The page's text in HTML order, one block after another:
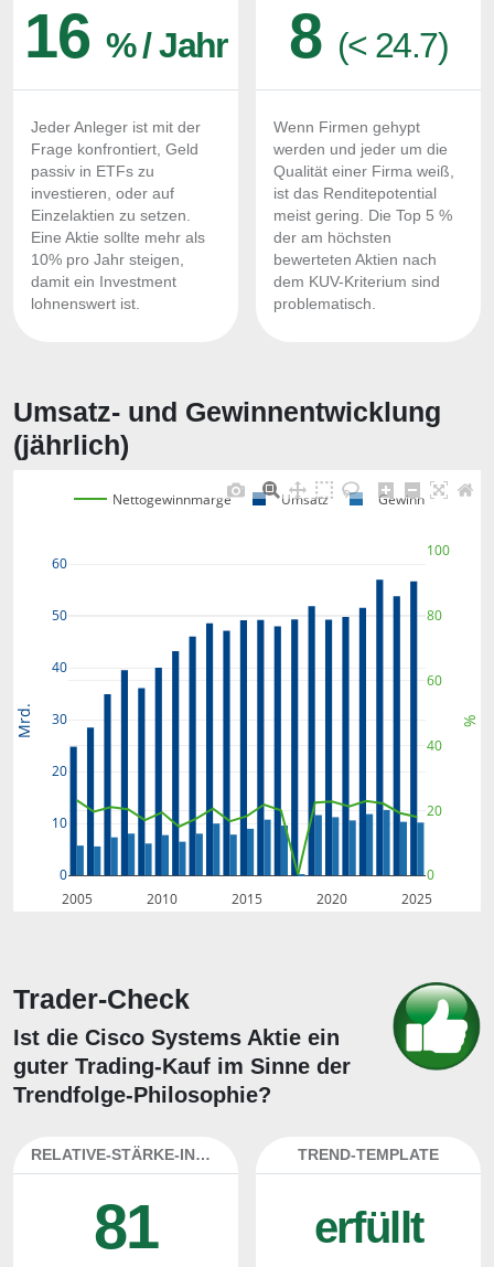
16 % / Jahr
Jeder Anleger ist mit der
Frage konfrontiert, Geld
passiv in ETFs zu
investieren, oder auf
Einzelaktien zu setzen.
Eine Aktie sollte mehr als
10% pro Jahr steigen,
damit ein Investment
lohnenswert ist.
8 (< 24.7)
Wenn Firmen gehypt
werden und jeder um die
Qualität einer Firma weiß,
ist das Renditepotential
meist gering. Die Top 5 %
der am höchsten
bewerteten Aktien nach
dem KUV-Kriterium sind
problematisch.
Umsatz- und Gewinnentwicklung
(jährlich)
2005 2010 2015 2020 2025
0
10
20
30
40
50
60
0
20
40
60
80
100
Nettogewinnmarge Umsatz Gewinn
Mrd. %
Trader-Check
Ist die Cisco Systems Aktie ein
guter Trading-Kauf im Sinne der
Trendfolge-Philosophie?
RELATIVE-STÄRKE-INDEX
81
TREND-TEMPLATE
erfüllt